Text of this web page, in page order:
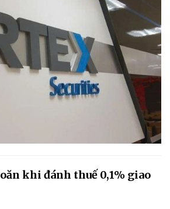
khi đánh thuế 0,1% giao